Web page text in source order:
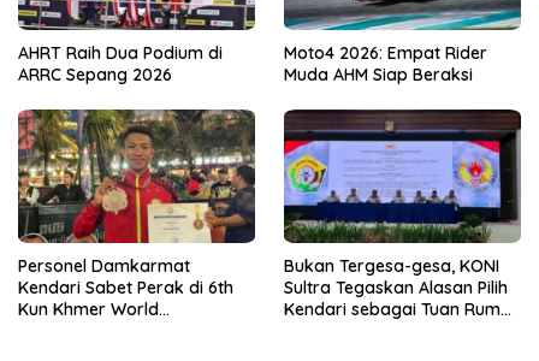
AHRT Raih Dua Podium di
ARRC Sepang 2026
Moto4 2026: Empat Rider
Muda AHM Siap Beraksi
Personel Damkarmat
Kendari Sabet Perak di 6th
Kun Khmer World
Bukan Tergesa-gesa, KONI
Sultra Tegaskan Alasan Pilih
Kendari sebagai Tuan Rumah